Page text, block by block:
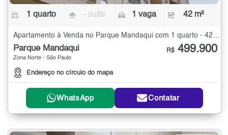
1 quarto - suíte 1 vaga 42 m²
Apartamento à Venda no Parque Mandaqui com 1 quarto - 42 m²
Parque Mandaqui
Zona Norte - São Paulo
Endereço no círculo do mapa
R$ 499.900
WhatsApp Contatar